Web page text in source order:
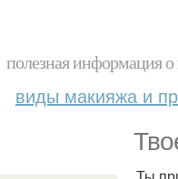
полезная информация
виды макияжа и